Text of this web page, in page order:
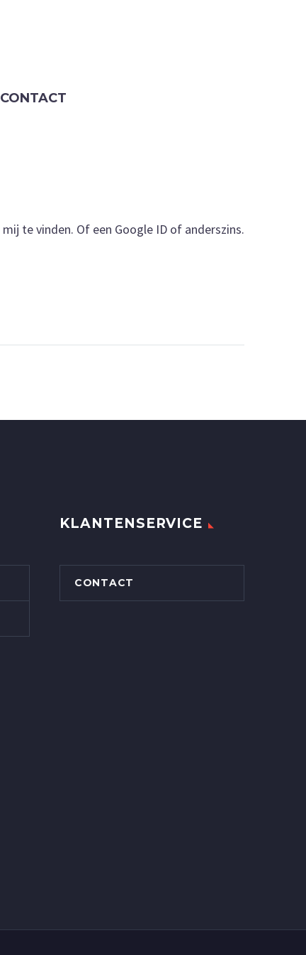
CONTACT
te vinden. Of een Google ID of anderszins.
KLANTENSERVICE
CONTACT